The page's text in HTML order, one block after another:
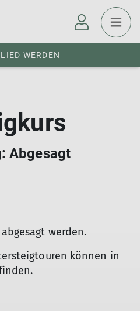
WERDEN
Abgesagt
werden.
können in